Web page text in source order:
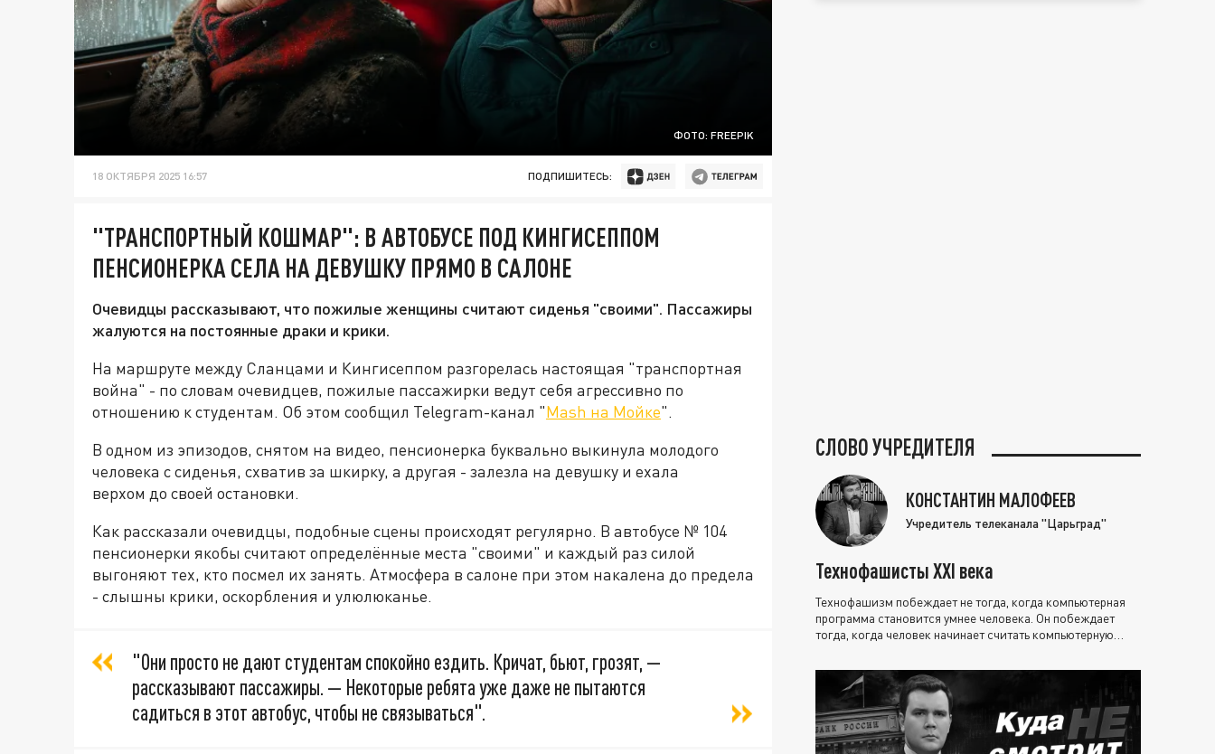
ФОТО: FREEPIK
18 ОКТЯБРЯ 2025 16:57 ПОДПИШИТЕСЬ:
"ТРАНСПОРТНЫЙ КОШМАР": В АВТОБУСЕ ПОД КИНГИСЕППОМ
ПЕНСИОНЕРКА СЕЛА НА ДЕВУШКУ ПРЯМО В САЛОНЕ
Очевидцы рассказывают, что пожилые женщины считают сиденья "своими". Пассажиры
жалуются на постоянные драки и крики.
На маршруте между Сланцами и Кингисеппом разгорелась настоящая "транспортная
война" - по словам очевидцев, пожилые пассажирки ведут себя агрессивно по
отношению к студентам. Об этом сообщил Telegram-канал "Mash на Мойке".
В одном из эпизодов, снятом на видео, пенсионерка буквально выкинула молодого
человека с сиденья, схватив за шкирку, а другая - залезла на девушку и ехала
верхом до своей остановки.
Как рассказали очевидцы, подобные сцены происходят регулярно. В автобусе № 104
пенсионерки якобы считают определённые места "своими" и каждый раз силой
выгоняют тех, кто посмел их занять. Атмосфера в салоне при этом накалена до предела
- слышны крики, оскорбления и улюлюканье.
"Они просто не дают студентам спокойно ездить. Кричат, бьют, грозят, —
рассказывают пассажиры. — Некоторые ребята уже даже не пытаются
садиться в этот автобус, чтобы не связываться".
СЛОВО УЧРЕДИТЕЛЯ
КОНСТАНТИН МАЛОФЕЕВ
Учредитель телеканала "Царьград"
Технофашисты XXI века
Технофашизм побеждает не тогда, когда компьютерная
программа становится умнее человека. Он побеждает
тогда, когда человек начинает считать компьютерную